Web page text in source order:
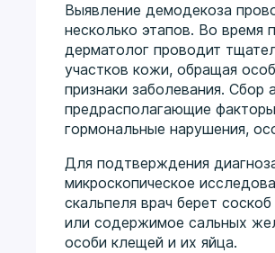
Выявление демодекоза
несколько этапов. Во время
дерматолог проводит
участков кожи, обращая
признаки заболевания. Сбор
предрасполагающие
гормональные нарушения,
Для подтверждения
микроскопическое
скальпеля врач берет
или содержимое сальных
особи клещей и их яйца.